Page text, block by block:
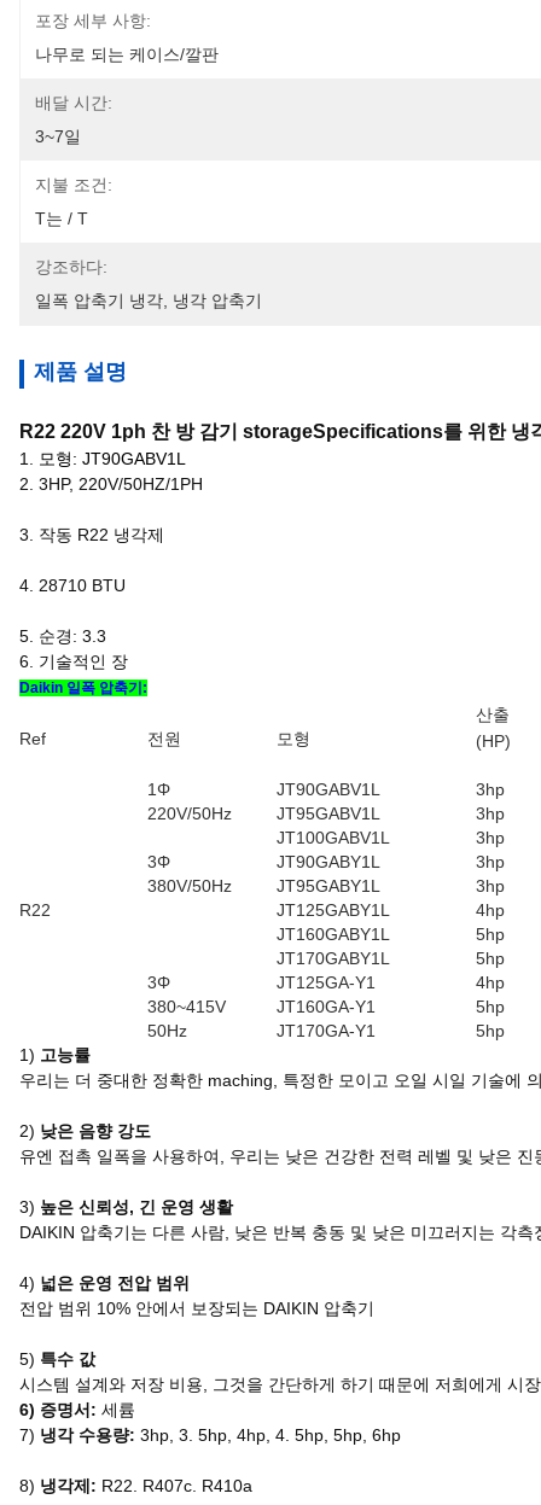
포장 세부 사항:
나무로 되는 케이스/깔판
배달 시간:
3~7일
지불 조건:
T는 / T
강조하다:
일폭 압축기 냉각 냉각 압축기
제품 설명
R22 220V 1ph 찬 방 감기 storageSpecifications를 위한
1.
모형: JT90GABV1L
2. 3HP, 220V/50HZ/1PH
3. 작동 R22 냉각제
4. 28710 BTU
5. 순경: 3.3
6. 기술적인 장
Daikin 일폭 압축기:
Ref 전원 모형
산출
(HP)
R22
1Φ JT90GABV1L
3hp
220V/50Hz
JT95GABV1L
3hp
JT100GABV1L
3hp
3Φ
JT90GABY1L
3hp
380V/50Hz
JT95GABY1L
3hp
JT125GABY1L
4hp
JT160GABY1L
5hp
JT170GABY1L
5hp
3Φ
JT125GA-Y1
4hp
380~415V
JT160GA-Y1
5hp
50Hz
JT170GA-Y1
5hp
1) 고능률
우리는 더 중대한 정확한 maching, 특정한 모이고 오일 시일 기술에
2) 낮은 음향 강도
유엔 접촉 일폭을 사용하여, 우리는 낮은 건강한 전력 레벨 및 낮은 진
3) 높은 신뢰성, 긴 운영 생활
DAIKIN 압축기는 다른 사람, 낮은 반복 충동 및 낮은 미끄러지는 각
4) 넓은 운영 전압 범위
전압 범위 10% 안에서 보장되는 DAIKIN 압축기
5) 특수 값
시스템 설계와 저장 비용, 그것을 간단하게 하기 때문에 저희에게 시
6) 증명서: 세륨
7) 냉각 수용량: 3hp, 3. 5hp, 4hp, 4. 5hp, 5hp, 6hp
8) 냉각제: R22. R407c. R410a